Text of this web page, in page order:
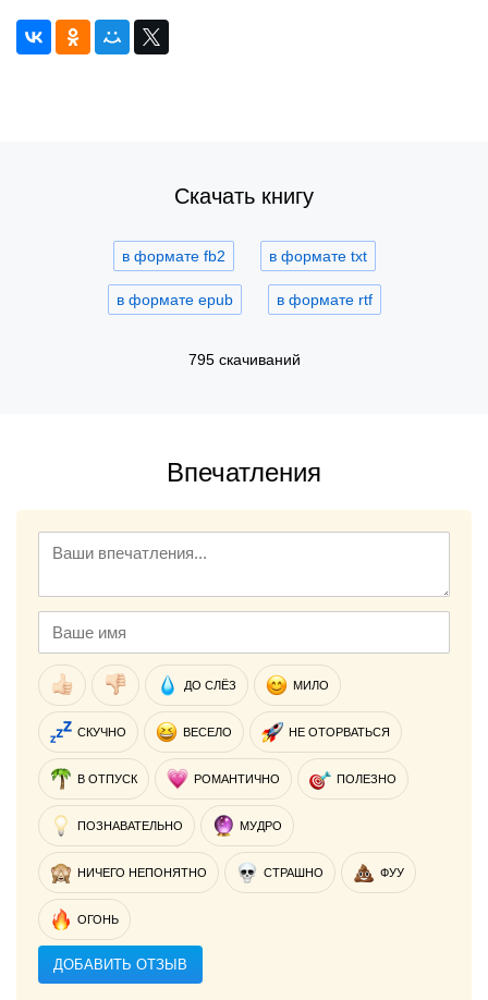
Скачать книгу
в формате fb2 в формате txt
в формате epub в формате rtf
795 скачиваний
Впечатления
ДО СЛЁЗ МИЛО
СКУЧНО ВЕСЕЛО НЕ ОТОРВАТЬСЯ
В ОТПУСК РОМАНТИЧНО ПОЛЕЗНО
ПОЗНАВАТЕЛЬНО МУДРО
НИЧЕГО НЕПОНЯТНО СТРАШНО ФУУ
ОГОНЬ
ДОБАВИТЬ ОТЗЫВ